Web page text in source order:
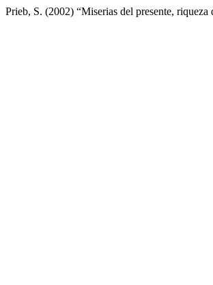
Prieb, S. (2002) “Miserias del presente, riqueza